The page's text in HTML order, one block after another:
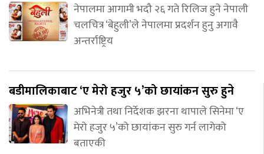
नेपालमा आगामी भदौ २६ गते रिलिज हुने नेपाली
चलचित्र ‘बेहुली’ले नेपालमा प्रदर्शन हुनु अगावै
अन्तर्राष्ट्रिय
बडीमालिकाबाट ‘ए मेरो हजुर ५’को छायांकन सुरु हुने
अभिनेत्री तथा निर्देशक झरना थापाले सिनेमा ‘ए
मेरो हजुर ५’को छायांकन सुरु गर्न लागेको
बताएकी